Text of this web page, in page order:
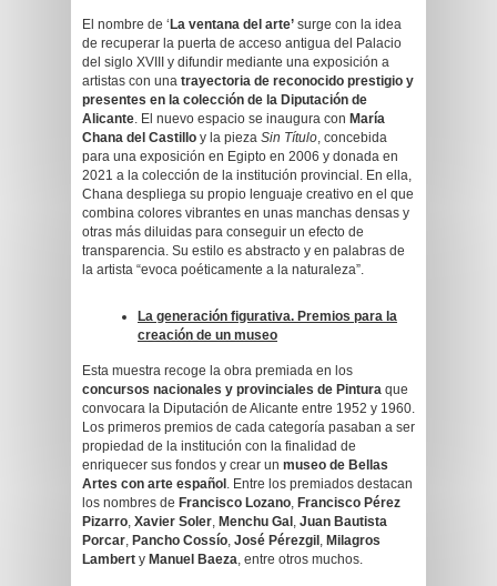
El nombre de ‘ La ventana del arte’ surge con la idea
de recuperar la puerta de acceso antigua del Palacio
del siglo XVIII y difundir mediante una exposición a
artistas con una trayectoria de reconocido prestigio y
presentes en la colección de la Diputación de
Alicante. El nuevo espacio se inaugura con María
Chana del Castillo y la pieza Sin Título, concebida
para una exposición en Egipto en 2006 y donada en
2021 a la colección de la institución provincial. En ella,
Chana despliega su propio lenguaje creativo en el que
combina colores vibrantes en unas manchas densas y
otras más diluidas para conseguir un efecto de
transparencia. Su estilo es abstracto y en palabras de
la artista “evoca poéticamente a la naturaleza”.
La generación figurativa. Premios para la
creación de un museo
Esta muestra recoge la obra premiada en los
concursos nacionales y provinciales de Pintura que
convocara la Diputación de Alicante entre 1952 y 1960.
Los primeros premios de cada categoría pasaban a ser
propiedad de la institución con la finalidad de
enriquecer sus fondos y crear un museo de Bellas
Artes con arte español . Entre los premiados destacan
los nombres de Francisco Lozano, Francisco Pérez
Pizarro, Xavier Soler, Menchu Gal , Juan Bautista
Porcar, Pancho Cossío, José Pérezgil , Milagros
Lambert y Manuel Baeza, entre otros muchos.